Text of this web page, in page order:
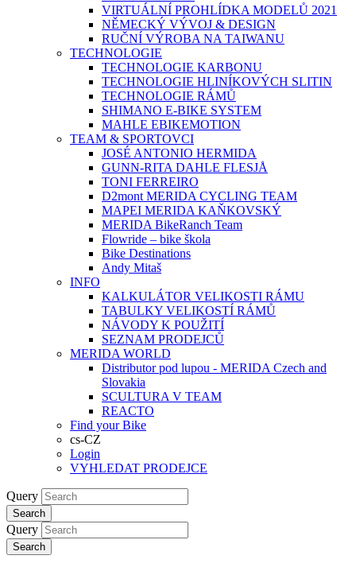
VIRTUÁLNÍ PROHLÍDKA MODELŮ 2021
NĚMECKÝ VÝVOJ & DESIGN
RUČNÍ VÝROBA NA TAIWANU
TECHNOLOGIE
TECHNOLOGIE KARBONU
TECHNOLOGIE HLINÍKOVÝCH SLITIN
TECHNOLOGIE RÁMŮ
SHIMANO E-BIKE SYSTEM
MAHLE EBIKEMOTION
TEAM & SPORTOVCI
JOSÉ ANTONIO HERMIDA
GUNN-RITA DAHLE FLESJÅ
TONI FERREIRO
D2mont MERIDA CYCLING TEAM
MAPEI MERIDA KAŇKOVSKÝ
MERIDA BikeRanch Team
Flowride – bike škola
Bike Destinations
Andy Mitaš
INFO
KALKULÁTOR VELIKOSTI RÁMU
TABULKY VELIKOSTÍ RÁMŮ
NÁVODY K POUŽITÍ
SEZNAM PRODEJCŮ
MERIDA WORLD
Distributor pod lupou - MERIDA Czech and
Slovakia
SCULTURA V TEAM
REACTO
Find your Bike
cs-CZ
Login
VYHLEDAT PRODEJCE
Query
Search
Query
Search